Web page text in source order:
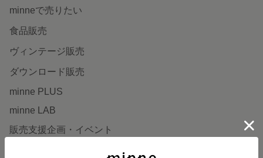
minneで売りたい
食品販売
ヴィンテージ販売
ダウンロード販売
minne PLUS
minne LAB
販売支援企画・イベント